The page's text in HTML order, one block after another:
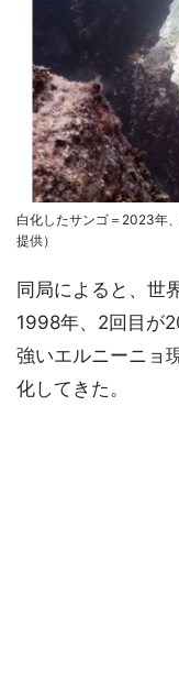
白化したサンゴ＝2023年
提供）
同局によると、世
1998年、2回目が
強いエルニーニョ
化してきた。